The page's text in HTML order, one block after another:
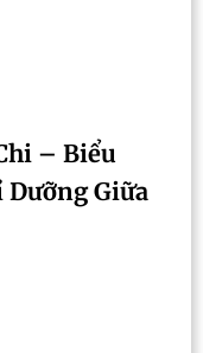
– Biểu
Dưỡng Giữa